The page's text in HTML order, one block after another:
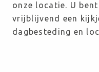
onze locatie. U
vrijblijvend een
dagbesteding en